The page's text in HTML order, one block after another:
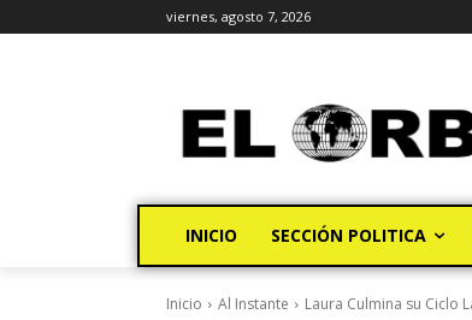
viernes, agosto 7, 2026
INICIO SECCIÓN POLITICA
Inicio Al Instante Laura Culmina su Ciclo